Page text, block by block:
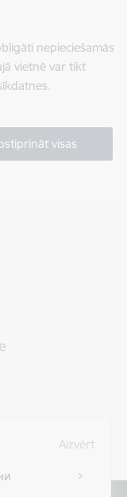
nepieciešamās
vietnē var tikt
visas
Aizvērt